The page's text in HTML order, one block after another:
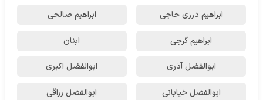
ابراهیم درزی حاجی ابراهیم صالحی
ابراهیم گرجی ابنان
ابوالفضل آذری ابوالفضل اکبری
ابوالفضل خیابانی ابوالفضل رزاقی